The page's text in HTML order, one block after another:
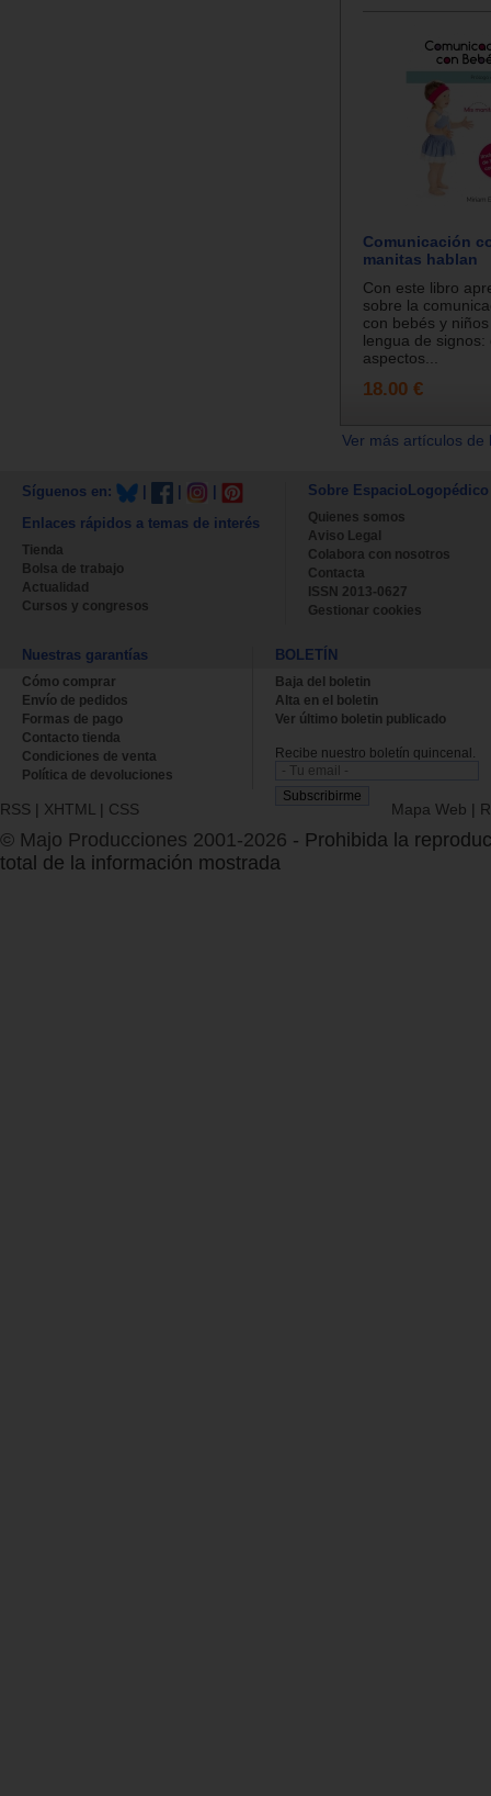
Comunicación
manitas hablan
Con este libro
sobre la
con bebés y
lengua de signos:
aspectos...
18.00 €
Ver más artículos
Síguenos en:
Enlaces rápidos a temas de interés
Tienda
Bolsa de trabajo
Actualidad
Cursos y congresos
Sobre EspacioLogopédico
Quienes somos
Aviso Legal
Colabora con nosotros
Contacta
ISSN 2013-0627
Gestionar cookies
Nuestras garantías
Cómo comprar
Envío de pedidos
Formas de pago
Contacto tienda
Condiciones de venta
Política de devoluciones
BOLETÍN
Baja del boletin
Alta en el boletin
Ver último boletin publicado
Recibe nuestro boletín quincenal.
RSS | XHTML | CSS Mapa Web |
© Majo Producciones 2001-2026 - Prohibida la
total de la información mostrada